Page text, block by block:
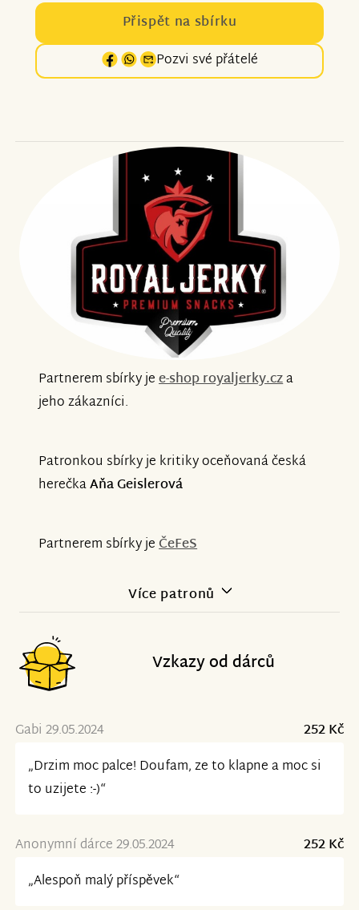
Přispět na sbírku
Pozvi své přátelé
Partnerem sbírky jee-shop royaljerky.cza
jeho zákazníci.
Patronkou sbírky je kritiky oceňovaná česká
herečkaAňa Geislerová
Partnerem sbírky jeČeFeS
Více patronů
Vzkazy od dárců
Gabi 29.05.2024
252 Kč
„Drzim moc palce! Doufam, ze to klapne a moc si
to uzijete :-)“
Anonymní dárce 29.05.2024
252 Kč
„Alespoň malý příspěvek“